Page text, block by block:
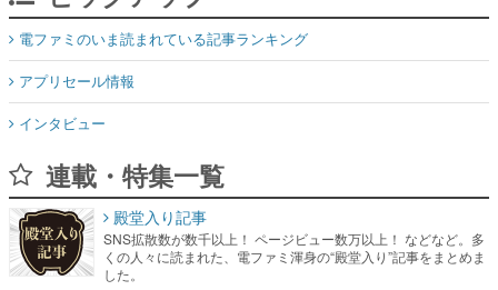
電ファミのいま読まれている記事ランキング
アプリセール情報
インタビュー
連載・特集一覧
殿堂入り記事
SNS拡散数が数千以上！ ページビュー数万以上！ などなど。多
くの人々に読まれた、電ファミ渾身の“殿堂入り”記事をまとめま
した。